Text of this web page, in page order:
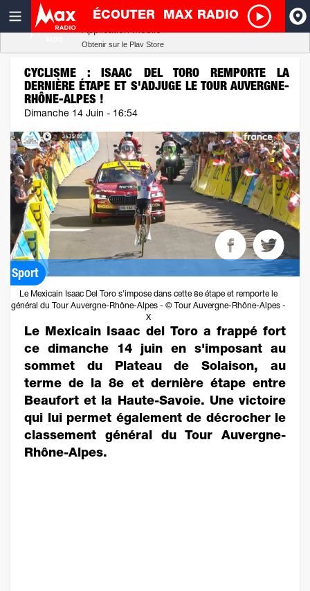
ÉCOUTER MAX RADIO
CYCLISME : ISAAC DEL TORO REMPORTE LA
DERNIÈRE ÉTAPE ET S'ADJUGE LE TOUR AUVERGNE-
RHÔNE-ALPES !
Dimanche 14 Juin - 16:54
Sport
Le Mexicain Isaac Del Toro s'impose dans cette 8e étape et remporte le
général du Tour Auvergne-Rhône-Alpes - © Tour Auvergne-Rhône-Alpes -
X
Le Mexicain Isaac del Toro a frappé fort
ce dimanche 14 juin en s'imposant au
sommet du Plateau de Solaison, au
terme de la 8e et dernière étape entre
Beaufort et la Haute-Savoie. Une victoire
qui lui permet également de décrocher le
classement général du Tour Auvergne-
Rhône-Alpes.
Radio SCOOP
Obtenir sur le Play Store
Télécharger